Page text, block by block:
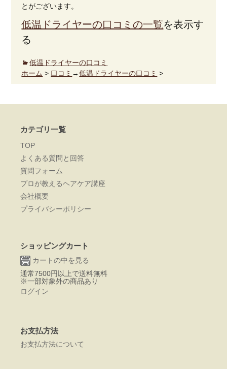
とがございます。
低温ドライヤーの口コミの一覧を表示す
る
低温ドライヤーの口コミ
ホーム > 口コミ →低温ドライヤーの口コミ >
カテゴリ一覧
TOP
よくある質問と回答
質問フォーム
プロが教えるヘアケア講座
会社概要
プライバシーポリシー
ショッピングカート
カートの中を見る
通常7500円以上で送料無料
※一部対象外の商品あり
ログイン
お支払方法
お支払方法について